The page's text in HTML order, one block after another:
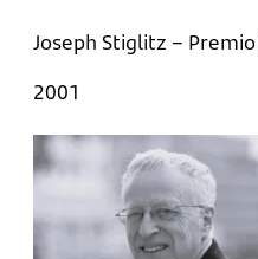
Joseph Stiglitz –
2001